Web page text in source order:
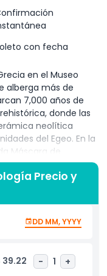
con fecha
en el Museo
alberga más de
7,000 años de
donde las
neolítica
del Egeo. En la
Máscara de
que narran
Explora las Salas
estatuas de
relieves de
griegos.
más antigua del
con cerámicas
Recorre los salones
Precio y
DD MM, YYYY
39.22 - 1 +